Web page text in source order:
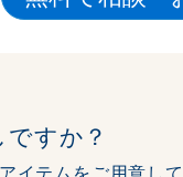
すか？